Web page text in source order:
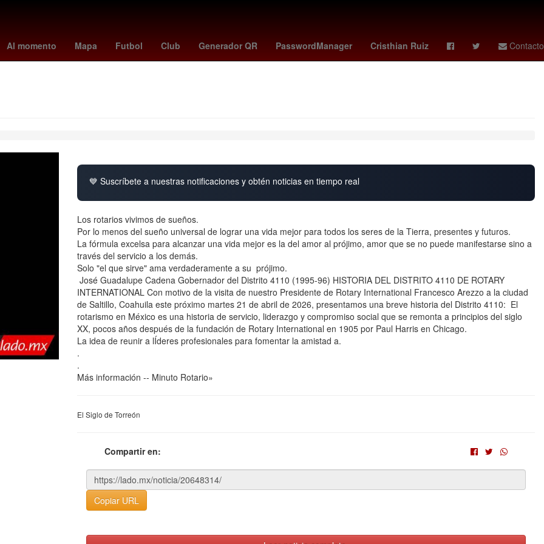
Al momento Mapa Futbol Club Generador QR PasswordManager Cristhian Ruiz Contacto
Dólar estadounidense estafa Selección de baloncesto de Estados Unidos Gobierno Nominación
💙 Suscríbete a nuestras notificaciones y obtén noticias en tiempo real
Los rotarios vivimos de sueños.
Por lo menos del sueño universal de lograr una vida mejor para todos los seres de la Tierra, presentes y futuros.
La fórmula excelsa para alcanzar una vida mejor es la del amor al prójimo, amor que se no puede manifestarse sino a
través del servicio a los demás.
Solo "el que sirve" ama verdaderamente a su prójimo.
José Guadalupe Cadena Gobernador del Distrito 4110 (1995-96) HISTORIA DEL DISTRITO 4110 DE ROTARY
INTERNATIONAL Con motivo de la visita de nuestro Presidente de Rotary International Francesco Arezzo a la ciudad
de Saltillo, Coahuila este próximo martes 21 de abril de 2026, presentamos una breve historia del Distrito 4110: El
rotarismo en México es una historia de servicio, liderazgo y compromiso social que se remonta a principios del siglo
XX, pocos años después de la fundación de Rotary International en 1905 por Paul Harris en Chicago.
La idea de reunir a lÍderes profesionales para fomentar la amistad a.
.
.
Más información -- Minuto Rotario»
El Siglo de Torreón
Compartir en:
Copiar URL